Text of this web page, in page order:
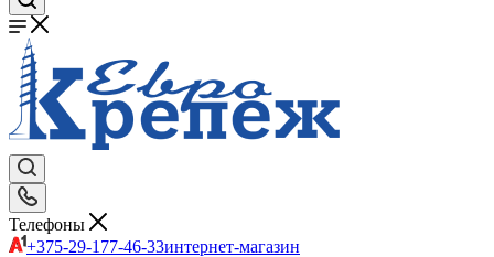
Телефоны
+375-29-177-46-33интернет-магазин